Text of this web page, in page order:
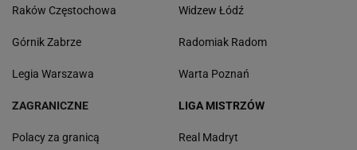
Raków Częstochowa
Górnik Zabrze
Legia Warszawa
Widzew Łódź
Radomiak Radom
Warta Poznań
ZAGRANICZNE
Polacy za granicą
LIGA MISTRZÓW
Real Madryt